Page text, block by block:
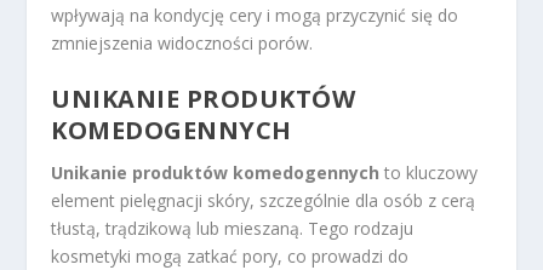
wpływają na kondycję cery i mogą przyczynić się do
zmniejszenia widoczności porów.
UNIKANIE PRODUKTÓW
KOMEDOGENNYCH
Unikanie produktów komedogennych to kluczowy
element pielęgnacji skóry, szczególnie dla osób z cerą
tłustą, trądzikową lub mieszaną. Tego rodzaju
kosmetyki mogą zatkać pory, co prowadzi do